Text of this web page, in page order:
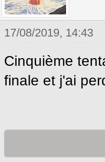
17/08/2019, 14:43
Cinquième
finale et j'ai